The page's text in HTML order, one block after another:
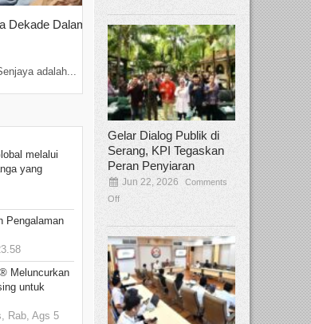
Dekade Dalam
adalah...
Tamee Irelly Menjadi Juri Open
Film Terbaru...
Sep 08, 2025 Comments Off
Bekasi, Broadcastmagz – Dalam upaya
talenta...
melalui
yang
Pengalaman
Meluncurkan
untuk
Rab, Ags 5
Gelar Dialog Publik di
Serang, KPI Tegaskan
Peran Penyiaran
Jun 22, 2026
Comments
Off